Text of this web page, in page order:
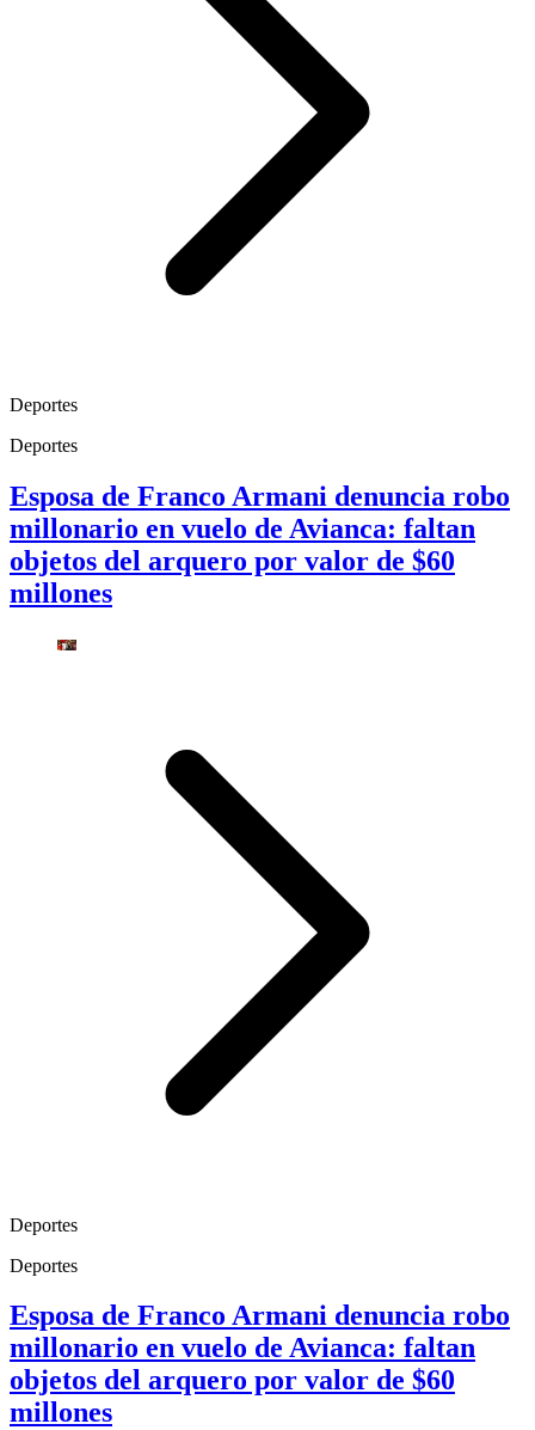
Deportes
Deportes
Esposa de Franco Armani denuncia robo
millonario en vuelo de Avianca: faltan
objetos del arquero por valor de $60
millones
Deportes
Deportes
Esposa de Franco Armani denuncia robo
millonario en vuelo de Avianca: faltan
objetos del arquero por valor de $60
millones